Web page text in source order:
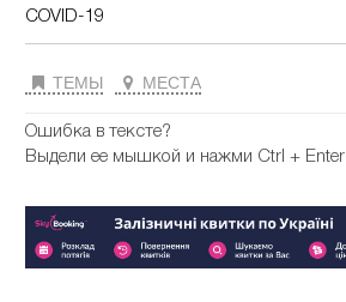
COVID-19
ТЕМЫ МЕСТА
Ошибка в тексте?
Выдели ее мышкой и нажми Ctrl + Enter